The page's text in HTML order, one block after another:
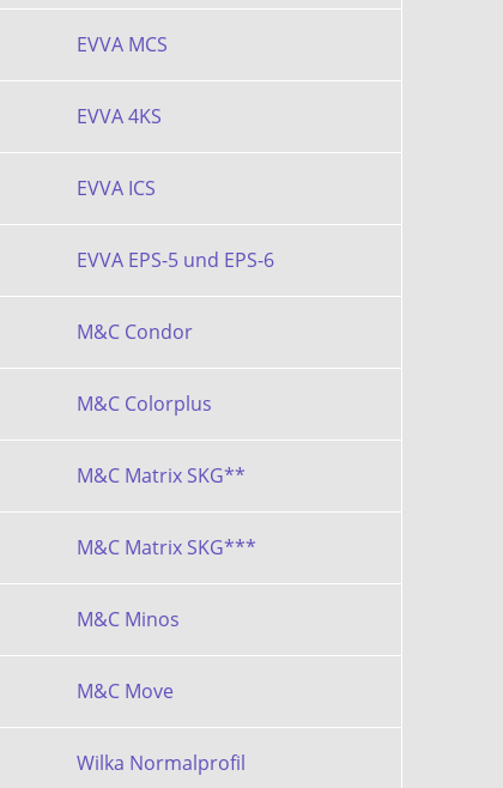
EVVA MCS
EVVA 4KS
EVVA ICS
EVVA EPS-5 und EPS-6
M&C Condor
M&C Colorplus
M&C Matrix SKG**
M&C Matrix SKG***
M&C Minos
M&C Move
Wilka Normalprofil